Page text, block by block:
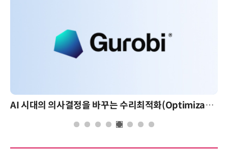
AI 시대의 의사결정을 바꾸는 수리최적화(Optimization): 실제 산업 적용 사례와 활용 전략